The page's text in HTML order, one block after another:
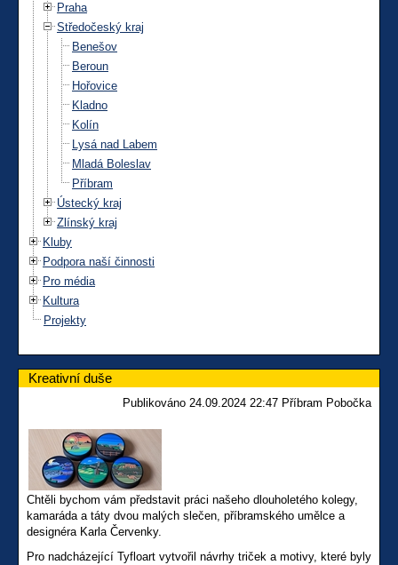
Praha
Středočeský kraj
Benešov
Beroun
Hořovice
Kladno
Kolín
Lysá nad Labem
Mladá Boleslav
Příbram
Ústecký kraj
Zlínský kraj
Kluby
Podpora naší činnosti
Pro média
Kultura
Projekty
Kreativní duše
Publikováno 24.09.2024 22:47 Příbram Pobočka
Chtěli bychom vám představit práci našeho dlouholetého kolegy,
kamaráda a táty dvou malých slečen, příbramského umělce a
designéra Karla Červenky.
Pro nadcházející Tyfloart vytvořil návrhy triček a motivy, které byly